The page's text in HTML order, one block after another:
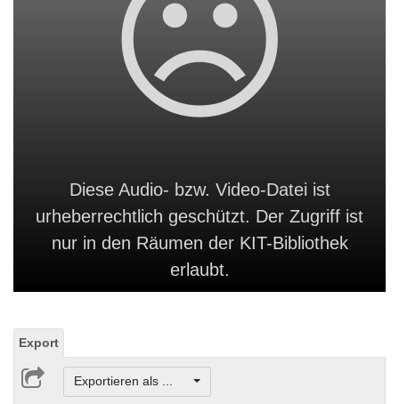
Diese Audio- bzw. Video-Datei ist
urheberrechtlich geschützt. Der Zugriff ist
nur in den Räumen der KIT-Bibliothek
erlaubt.
Export
Exportieren als ...